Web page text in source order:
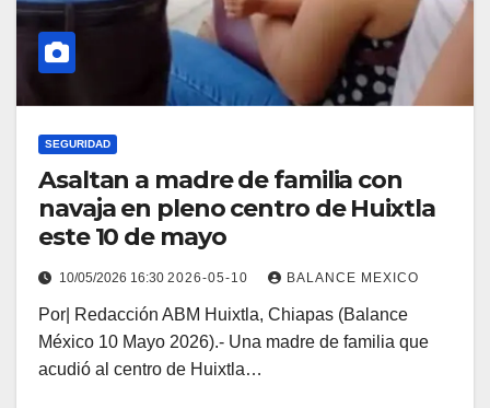
SEGURIDAD
Asaltan a madre de familia con
navaja en pleno centro de Huixtla
este 10 de mayo
10/05/2026 16:30 2026-05-10 BALANCE MEXICO
Por| Redacción ABM Huixtla, Chiapas (Balance
México 10 Mayo 2026).- Una madre de familia que
acudió al centro de Huixtla…